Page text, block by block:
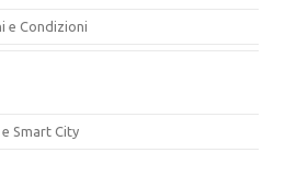
e Condizioni
Smart City